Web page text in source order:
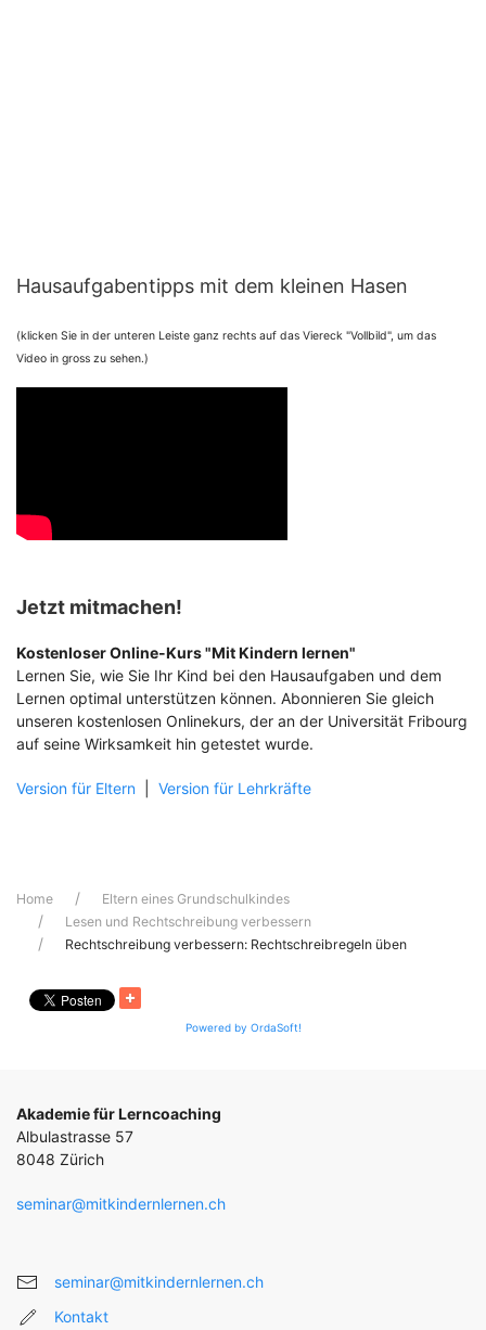
Hausaufgabentipps mit dem kleinen Hasen
(klicken Sie in der unteren Leiste ganz rechts auf das Viereck "Vollbild", um das
Video in gross zu sehen.)
Jetzt mitmachen!
Kostenloser Online-Kurs "Mit Kindern lernen"
Lernen Sie, wie Sie Ihr Kind bei den Hausaufgaben und dem
Lernen optimal unterstützen können. Abonnieren Sie gleich
unseren kostenlosen Onlinekurs, der an der Universität Fribourg
auf seine Wirksamkeit hin getestet wurde.
Version für Eltern Version für Lehrkräfte
Home
Eltern eines Grundschulkindes
Lesen und Rechtschreibung verbessern
Rechtschreibung verbessern: Rechtschreibregeln üben
Powered by OrdaSoft!
Akademie für Lerncoaching
Albulastrasse 57
8048 Zürich
seminar@mitkindernlernen.ch
seminar@mitkindernlernen.ch
Kontakt